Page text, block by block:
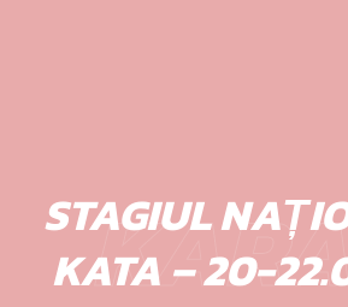
STAGIUL
KATA – 20-